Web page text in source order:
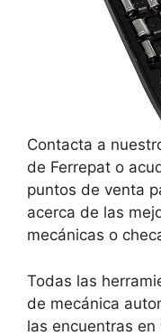
Contacta a
de Ferrepat o
puntos de venta
acerca de las
mecánicas o
Todas las
de mecánica
las encuentras en